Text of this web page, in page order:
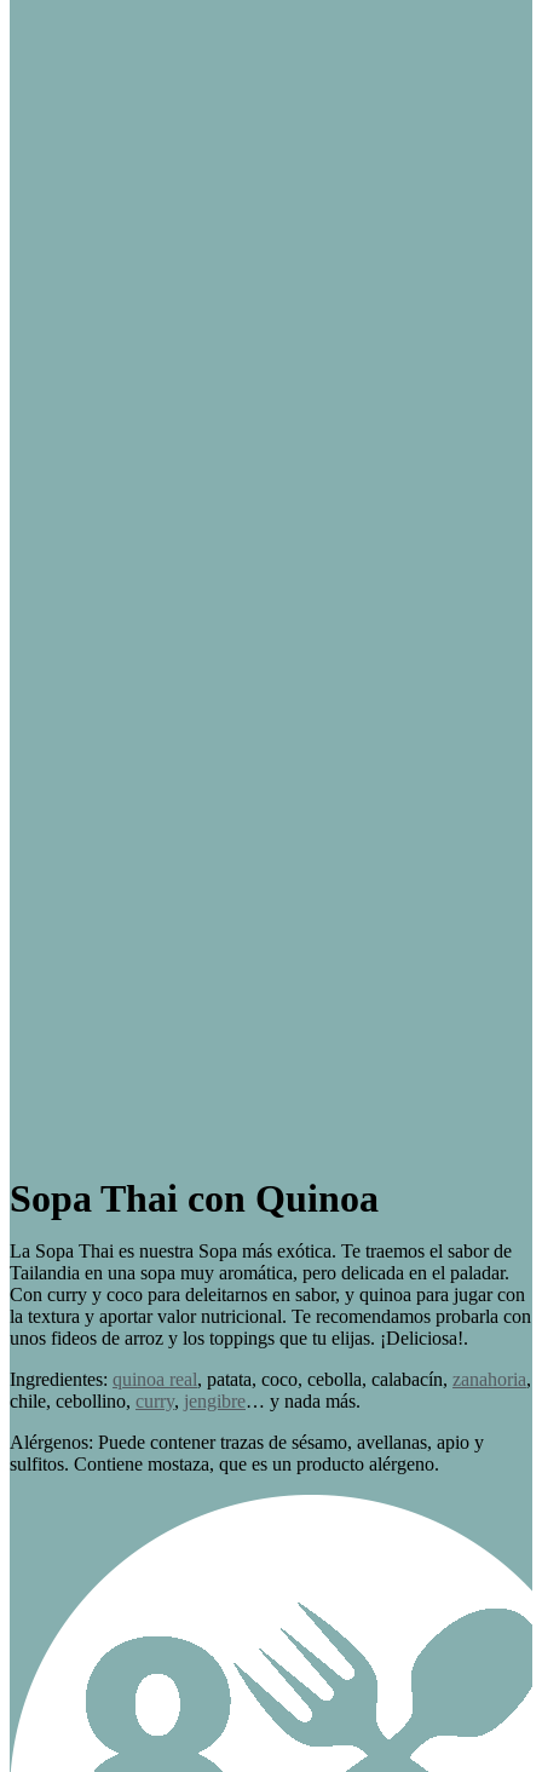
Sopa Thai con Quinoa
La Sopa Thai es nuestra Sopa más exótica. Te traemos el sabor de
Tailandia en una sopa muy aromática, pero delicada en el paladar.
Con curry y coco para deleitarnos en sabor, y quinoa para jugar con
la textura y aportar valor nutricional. Te recomendamos probarla con
unos fideos de arroz y los toppings que tu elijas. ¡Deliciosa!.
Ingredientes: quinoa real, patata, coco, cebolla, calabacín, zanahoria,
chile, cebollino, curry, jengibre… y nada más.
Alérgenos: Puede contener trazas de sésamo, avellanas, apio y
sulfitos. Contiene mostaza, que es un producto alérgeno.